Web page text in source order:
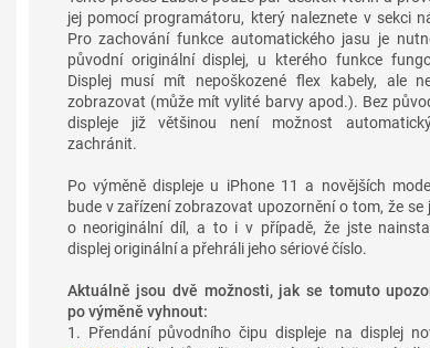
jej pomocí programátoru, který naleznete v sekci
Pro zachování funkce automatického jasu je
původní originální displej, u kterého funkce
Displej musí mít nepoškozené flex kabely, ale
zobrazovat (může mít vylité barvy apod.). Bez
displeje již většinou není možnost
zachránit.
Po výměně displeje u iPhone 11 a novějších
bude v zařízení zobrazovat upozornění o tom, že se
o neoriginální díl, a to i v případě, že jste
displej originální a přehráli jeho sériové číslo.
Aktuálně jsou dvě možnosti, jak se tomuto
po výměně vyhnout:
1. Přendání původního čipu displeje na displej